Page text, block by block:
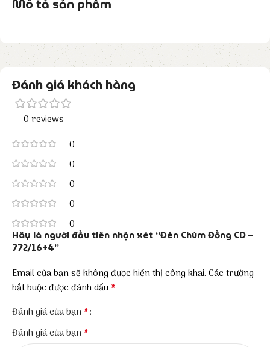
Mô tả sản phẩm
Đánh giá khách hàng
0 reviews
0
0
0
0
0
Hãy là người đầu tiên nhận xét “Đèn Chùm Đồng CD –
772/16+4”
Email của bạn sẽ không được hiển thị công khai. Các trường
bắt buộc được đánh dấu*
Đánh giá của bạn*
Đánh giá của bạn*